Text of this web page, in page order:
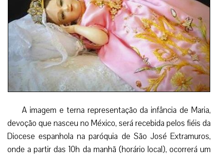
A imagem e terna representação da infância de Maria,
devoção que nasceu no México, será recebida pelos fiéis da
Diocese espanhola na paróquia de São José Extramuros,
onde a partir das 10h da manhã (horário local), ocorrerá um